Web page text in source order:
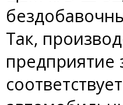
Так,
предприятие